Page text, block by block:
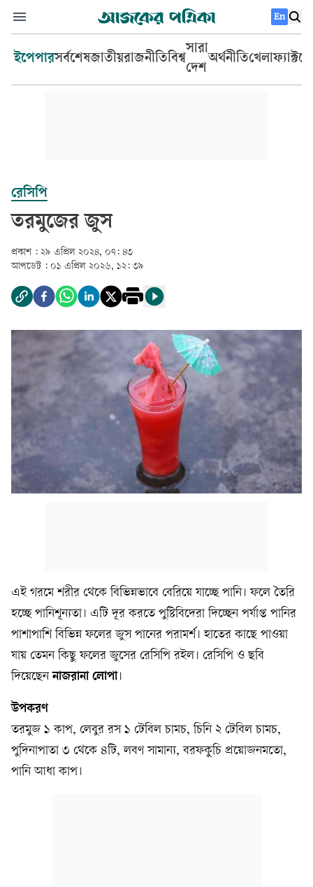
En
ইপেপারসর্বশেষজাতীয়রাজনীতিবিশ্ব
সারা
দেশ
অর্থনীতিখেলা
রেসিপি
তরমুজের জুস
প্রকাশ : ২৯ এপ্রিল ২০২৪, ০৭: ৪৩
আপডেট : ০১ এপ্রিল ২০২৬, ১২: ৩৯
এই গরমে শরীর থেকে বিভিন্নভাবে বেরিয়ে যাচ্ছে পানি। ফলে তৈরি
হচ্ছে পানিশূন্যতা। এটি দূর করতে পুষ্টিবিদেরা দিচ্ছেন পর্যাপ্ত পানির
পাশাপাশি বিভিন্ন ফলের জুস পানের পরামর্শ। হাতের কাছে পাওয়া
যায় তেমন কিছু ফলের জুসের রেসিপি রইল। রেসিপি ও ছবি
দিয়েছেননাজরানা লোপা।
উপকরণ
তরমুজ ১ কাপ, লেবুর রস ১ টেবিল চামচ, চিনি ২ টেবিল চামচ,
পুদিনাপাতা ৩ থেকে ৪টি, লবণ সামান্য, বরফকুচি প্রয়োজনমতো,
পানি আধা কাপ।